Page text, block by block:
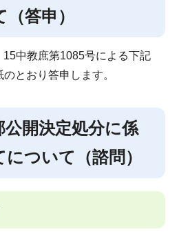
答申）
中教庶第1085号による下記
とおり答申します。
公開決定処分に係
ついて（諮問）